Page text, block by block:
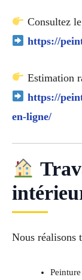
Consultez
https://
Estimation
https://
en-ligne/
Nous réalisons